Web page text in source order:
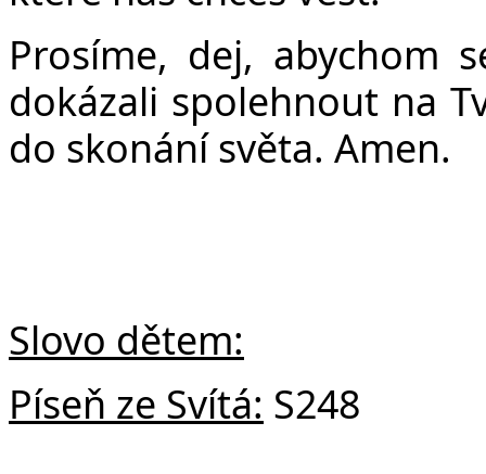
Prosíme, dej, abychom
dokázali spolehnout na
do skonání světa. Amen.
Slovo dětem:
Píseň ze Svítá: S248